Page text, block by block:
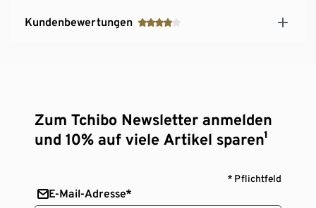
Kundenbewertungen
Zum Tchibo Newsletter anmelden
und 10% auf viele Artikel sparen¹
* Pflichtfeld
E-Mail-Adresse*